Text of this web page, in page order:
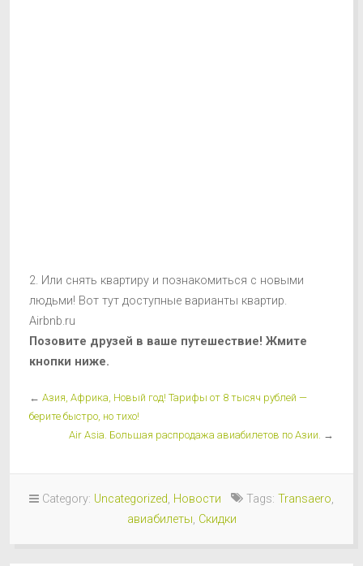
2. Или снять квартиру и познакомиться с новыми
людьми! Вот тут доступные варианты квартир.
Airbnb.ru
Позовите друзей в ваше путешествие! Жмите
кнопки ниже.
← Азия, Африка, Новый год! Тарифы от 8 тысяч рублей —
берите быстро, но тихо!
Air Asia. Большая распродажа авиабилетов по Азии. →
Category: Uncategorized, Новости Tags: Transaero,
авиабилеты, Скидки